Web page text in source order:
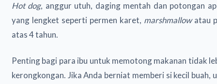
Hot dog, anggur utuh, daging mentah dan potongan
yang lengket seperti permen karet, marshmallowatau
atas 4 tahun.
Penting bagi para ibu untuk memotong makanan tidak
kerongkongan. Jika Anda berniat memberi si kecil